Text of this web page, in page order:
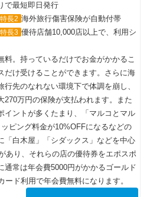
で最短即日発行
特長2 海外旅行傷害保険が自動付帯
特長3 優待店舗10,000店以上で、利用シ
料。持っているだけでお金がかかるこ
だけ受けることができます。さらに海
先のなれない環境下で体調を崩し、
270万円の保険が支払われます。また
イントが多くたまり、「マルコとマル
ピング料金が10%OFFになるなどの
「白木屋」「シダックス」などを中心
あり、それらの店の優待券をエポスポ
通常は年会費5000円がかかるゴールド
ド利用で年会費無料になります。